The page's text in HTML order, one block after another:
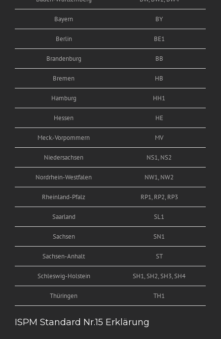
Bayern BY
Berlin BE1
Brandenburg BB
Bremen HB
Hamburg HH1
Hessen HE
Meck.-Vorpommern MV
Niedersachsen NS1, NS2
Nordrhein-Westfalen NW1, NW2
Rheinland-Pfalz RP1, RP2, RP3
Saarland SL1
Sachsen SN1
Sachsen-Anhalt ST
Schleswig-Holstein SH1, SH2, SH3, SH4
Thüringen TH1
ISPM Standard Nr.15 Erklärung